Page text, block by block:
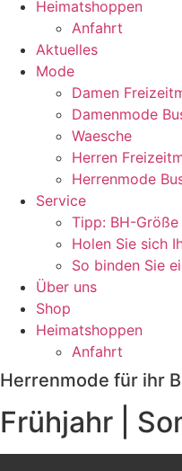
Heimatshoppen
Anfahrt
Aktuelles
Mode
Damen
Damenmode
Waesche
Herren
Herrenmode
Service
Tipp: BH-
Holen Sie sich
So binden Sie
Über uns
Shop
Heimatshoppen
Anfahrt
Herrenmode für ihr
Frühjahr |